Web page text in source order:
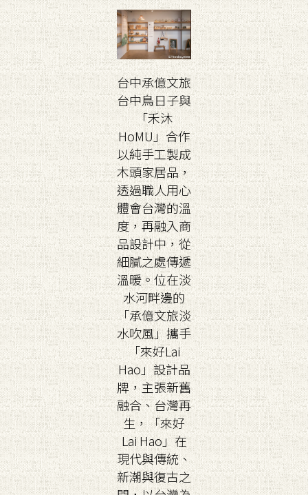
台中承億文旅
台中鳥日子與
「禾沐
HoMU」合作
以純手工製成
木頭家居品，
透過職人用心
體會台灣的溫
度，再融入商
品設計中，從
細膩之處傳遞
溫暖。位在淡
水河畔邊的
「承億文旅淡
水吹風」攜手
「來好Lai
Hao」設計品
牌，主張新舊
融合、台灣再
生，「來好
Lai Hao」在
現代與傳統、
新潮與復古之